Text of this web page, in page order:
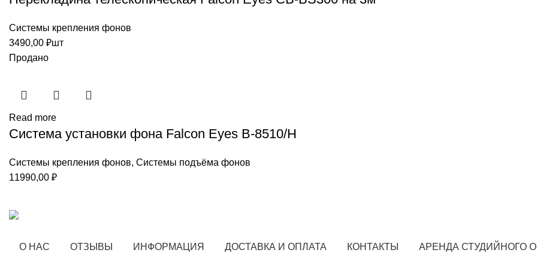
Системы крепления фонов
3490,00 ₽шт
Продано
Read more
Система установки фона Falcon Eyes В-8510/H
Системы крепления фонов, Системы подъёма фонов
11990,00 ₽
О НАС ОТЗЫВЫ ИНФОРМАЦИЯ ДОСТАВКА И ОПЛАТА КОНТАКТЫ АРЕНДА СТУДИЙНОГО